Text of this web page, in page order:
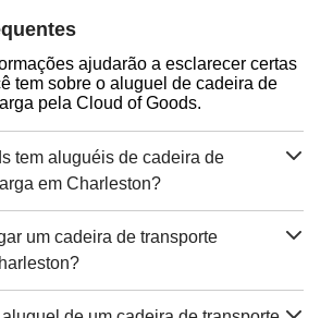
ajudarão a esclarecer certas
tem sobre o aluguel de cadeira de
pela Cloud of Goods.
tem aluguéis de cadeira de
em Charleston?
um cadeira de transporte